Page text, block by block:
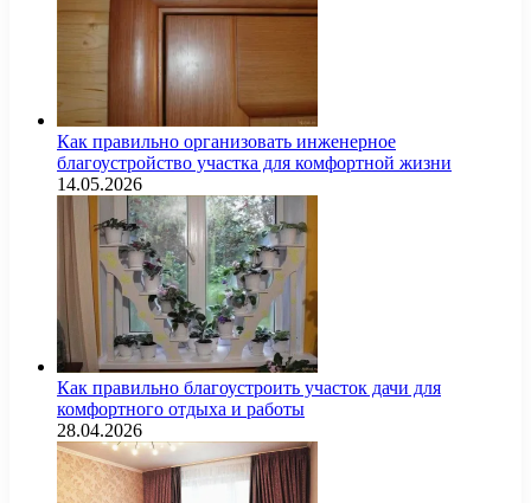
Как правильно организовать инженерное
благоустройство участка для комфортной жизни
14.05.2026
Как правильно благоустроить участок дачи для
комфортного отдыха и работы
28.04.2026